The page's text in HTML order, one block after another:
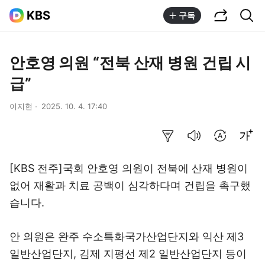
KBS 구독
안호영 의원 “전북 산재 병원 건립 시
급”
이지현 2025. 10. 4. 17:40
[KBS 전주]국회 안호영 의원이 전북에 산재 병원이
없어 재활과 치료 공백이 심각하다며 건립을 촉구했
습니다.
안 의원은 완주 수소특화국가산업단지와 익산 제3
일반산업단지, 김제 지평선 제2 일반산업단지 등이